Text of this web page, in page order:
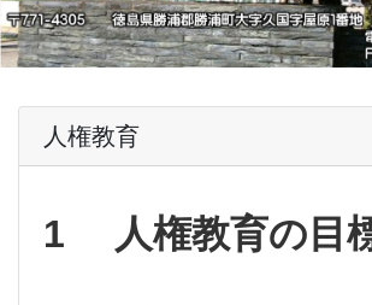
人権教育
1 人権教育の目